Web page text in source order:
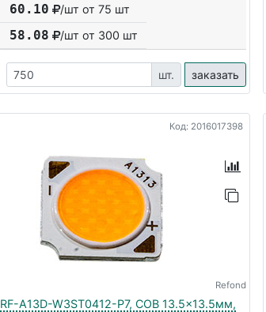
60.10 /шт от 75 шт
58.08 /шт от 300 шт
шт. заказать
Код: 2016017398
Refond
RF-A13D-W3ST0412-P7, COB 13.5x13.5мм,